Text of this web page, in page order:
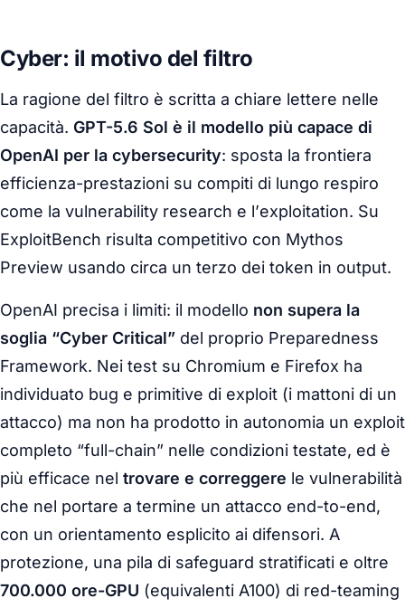
Cyber: il motivo del filtro
La ragione del filtro è scritta a chiare lettere nelle
capacità. GPT-5.6 Sol è il modello più capace di
OpenAI per la cybersecurity: sposta la frontiera
efficienza-prestazioni su compiti di lungo respiro
come la vulnerability research e l’exploitation. Su
ExploitBench risulta competitivo con Mythos
Preview usando circa un terzo dei token in output.
OpenAI precisa i limiti: il modello non supera la
soglia “Cyber Critical” del proprio Preparedness
Framework. Nei test su Chromium e Firefox ha
individuato bug e primitive di exploit (i mattoni di un
attacco) ma non ha prodotto in autonomia un exploit
completo “full-chain” nelle condizioni testate, ed è
più efficace nel trovare e correggere le vulnerabilità
che nel portare a termine un attacco end-to-end,
con un orientamento esplicito ai difensori. A
protezione, una pila di safeguard stratificati e oltre
700.000 ore-GPU (equivalenti A100) di red-teaming